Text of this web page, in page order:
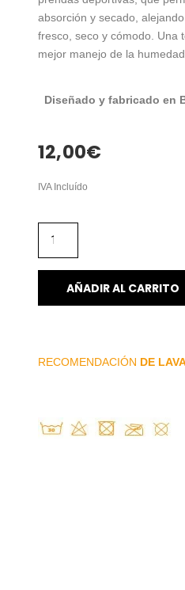
absorción y secado,
fresco, seco y cómodo. Una
mejor manejo de la
Diseñado y fabricado en
12,00€
IVA Incluído
AÑADIR AL CARRITO
RECOMENDACIÓN DE